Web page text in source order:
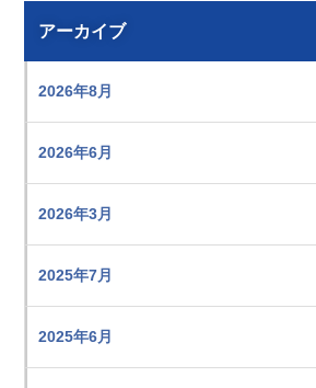
アーカイブ
2026年8月
2026年6月
2026年3月
2025年7月
2025年6月